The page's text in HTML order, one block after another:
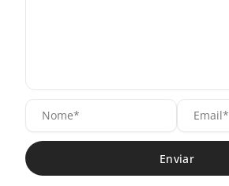
N
o
m
e
*